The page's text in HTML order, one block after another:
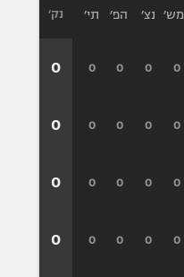
מש׳ נצ׳ הפ׳ תי׳
0
0
0
0
0
0
0
0
0
0
0
0
0
0
0
0
נק׳
0
0
0
0